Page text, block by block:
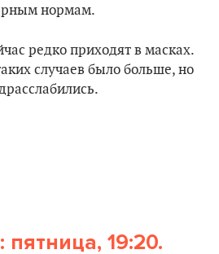
нормам.
редко приходят в масках.
случаев было больше, но
19:20.